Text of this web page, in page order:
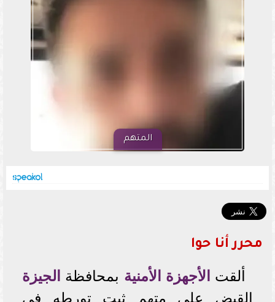
المتهم
محرر أنا حوا
ألقت الأجهزة الأمنية بمحافظة الجيزة
القبض على متهم ثبت تورطه في